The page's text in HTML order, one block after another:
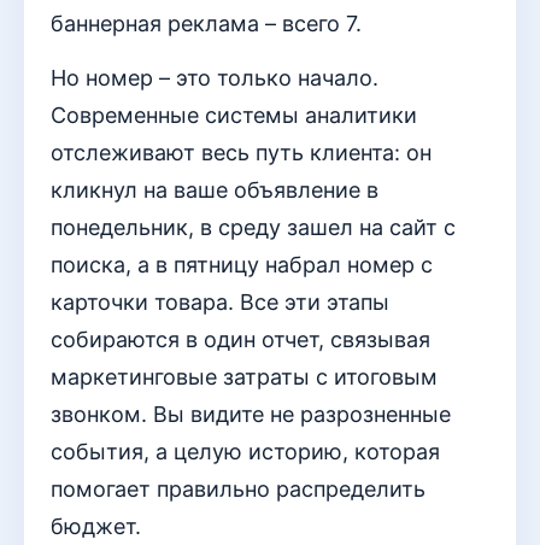
баннерная реклама – всего 7.
Но номер – это только начало.
Современные системы аналитики
отслеживают весь путь клиента: он
кликнул на ваше объявление в
понедельник, в среду зашел на сайт с
поиска, а в пятницу набрал номер с
карточки товара. Все эти этапы
собираются в один отчет, связывая
маркетинговые затраты с итоговым
звонком. Вы видите не разрозненные
события, а целую историю, которая
помогает правильно распределить
бюджет.